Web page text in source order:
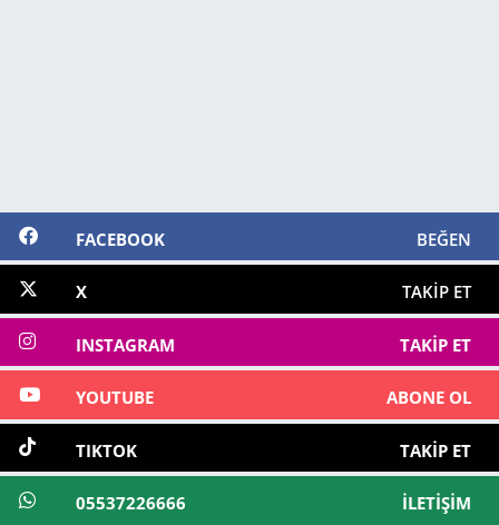
FACEBOOK BEĞEN
X TAKIP ET
INSTAGRAM TAKIP ET
YOUTUBE ABONE OL
TIKTOK TAKIP ET
05537226666 İLETIŞIM